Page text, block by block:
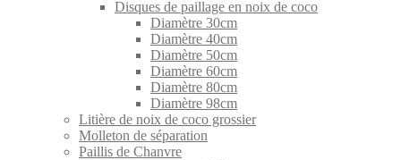
Disques de paillage en noix de coco
Diamètre 30cm
Diamètre 40cm
Diamètre 50cm
Diamètre 60cm
Diamètre 80cm
Diamètre 98cm
Litière de noix de coco grossier
Molleton de séparation
Paillis de Chanvre